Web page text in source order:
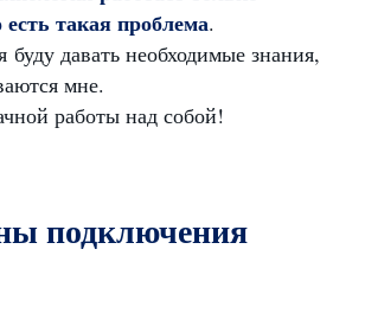
такая проблема.
давать необходимые знания,
мне.
работы над собой!
подключения